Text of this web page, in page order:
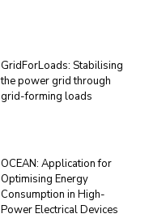
GridForLoads: Stabilising
the power grid through
grid-forming loads
OCEAN: Application for
Optimising Energy
Consumption in High-
Power Electrical Devices